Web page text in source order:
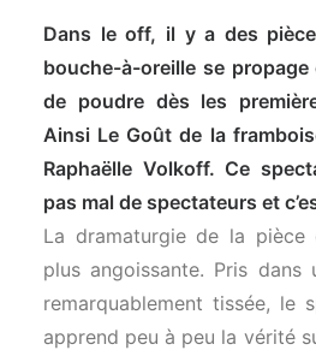
Dans le off, il y a des
bouche-à-oreille se
de poudre dès les
Ainsi Le Goût de la
Raphaëlle Volkoff. Ce
pas mal de spectateurs et
La dramaturgie de la pièce
plus angoissante. Pris dans
remarquablement tissée, le
apprend peu à peu la vérité